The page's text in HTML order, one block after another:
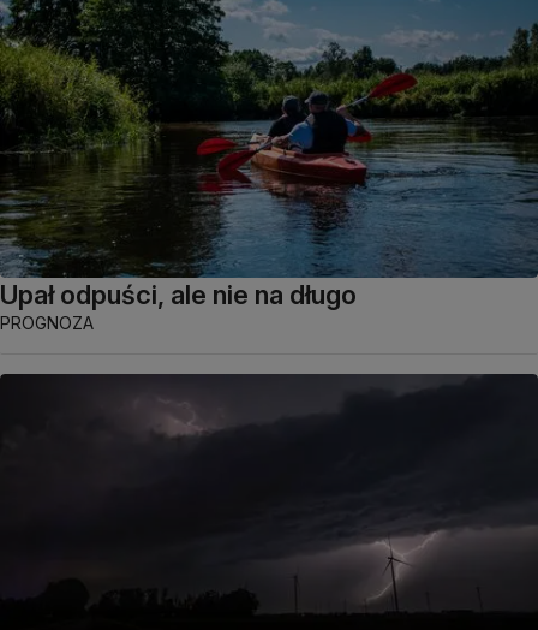
Upał odpuści, ale nie na długo
PROGNOZA